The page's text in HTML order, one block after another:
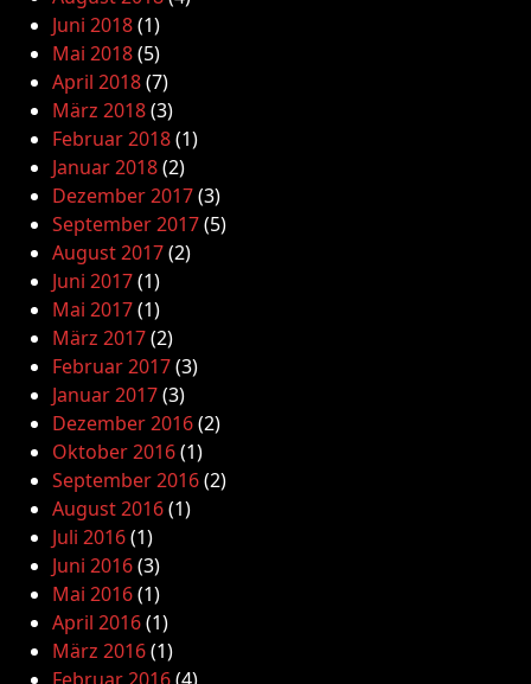
Juni 2018(1)
Mai 2018(5)
April 2018(7)
März 2018(3)
Februar 2018(1)
Januar 2018(2)
Dezember 2017(3)
September 2017(5)
August 2017(2)
Juni 2017(1)
Mai 2017(1)
März 2017(2)
Februar 2017(3)
Januar 2017(3)
Dezember 2016(2)
Oktober 2016(1)
September 2016(2)
August 2016(1)
Juli 2016(1)
Juni 2016(3)
Mai 2016(1)
April 2016(1)
März 2016(1)
Februar 2016(4)